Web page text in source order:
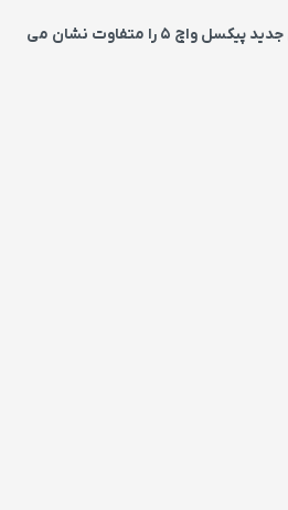
گوگل با تیزری جدید پیکسل واچ ۵ را متفاوت نشان می‌